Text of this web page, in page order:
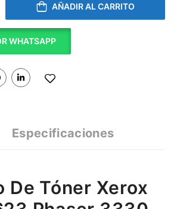
AÑADIR AL CARRITO
WHATSAPP
Especificaciones
De Tóner Xerox